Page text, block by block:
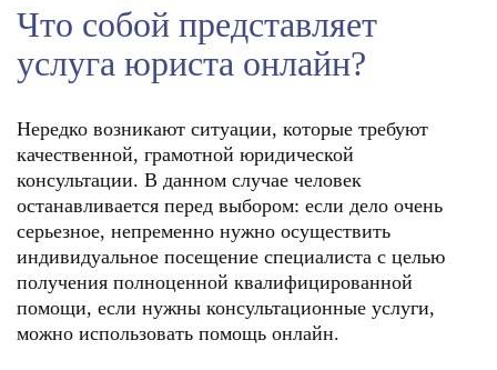
Что собой представляет
услуга юриста онлайн?
Нередко возникают ситуации, которые требуют
качественной, грамотной юридической
консультации. В данном случае человек
останавливается перед выбором: если дело очень
серьезное, непременно нужно осуществить
индивидуальное посещение специалиста с целью
получения полноценной квалифицированной
помощи, если нужны консультационные услуги,
можно использовать помощь онлайн.